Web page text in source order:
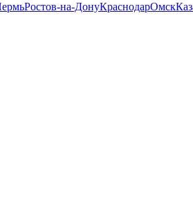
Ростов-на-ДонуКраснодарОмск